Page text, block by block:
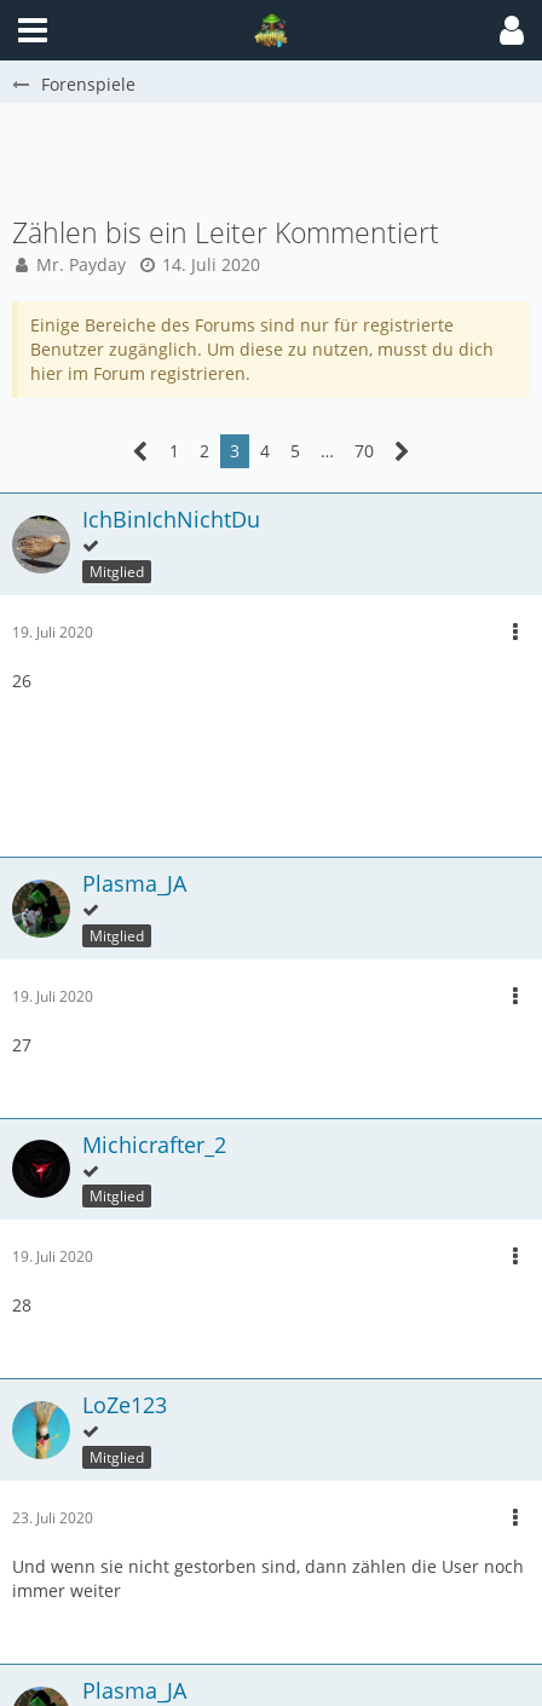
Forenspiele
Zählen bis ein Leiter Kommentiert
Mr. Payday 14. Juli 2020
Einige Bereiche des Forums sind nur für registrierte
Benutzer zugänglich. Um diese zu nutzen, musst du dich
hier im Forum registrieren.
1 2 3 4 5 … 70
IchBinIchNichtDu
Mitglied
19. Juli 2020
26
Plasma_JA
Mitglied
19. Juli 2020
27
Michicrafter_2
Mitglied
19. Juli 2020
28
LoZe123
Mitglied
23. Juli 2020
Und wenn sie nicht gestorben sind, dann zählen die User noch
immer weiter
Plasma_JA